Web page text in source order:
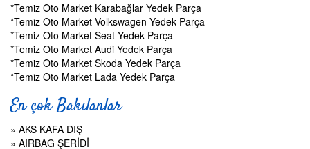
*Temiz Oto Market Karabağlar Yedek Parça
*Temiz Oto Market Volkswagen Yedek Parça
*Temiz Oto Market Seat Yedek Parça
*Temiz Oto Market Audi Yedek Parça
*Temiz Oto Market Skoda Yedek Parça
*Temiz Oto Market Lada Yedek Parça
En çok Bakılanlar
» AKS KAFA DIŞ
» AIRBAG ŞERİDİ